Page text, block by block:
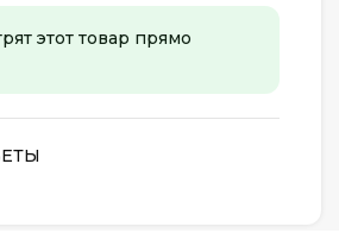
этот товар прямо